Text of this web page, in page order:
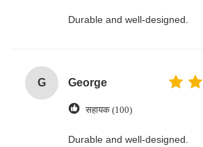
Durable and well-designed.
G George
सहायक (100)
Durable and well-designed.